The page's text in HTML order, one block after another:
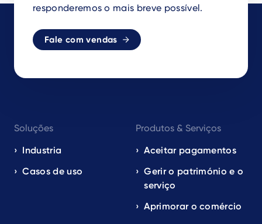
responderemos o mais breve possível.
Fale com vendas
navigation
EN
Soluções
Industria
Casos de uso
Produtos & Serviços
Aceitar pagamentos
Gerir o património e o
serviço
Aprimorar o comércio